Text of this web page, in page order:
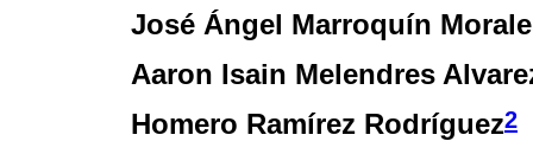
José Ángel Marroquín
Aaron Isain Melendres
Homero Ramírez Rodríguez2